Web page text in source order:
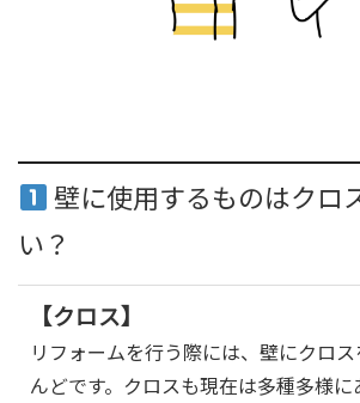
壁に使用するものはクロ
い？
【クロス】
リフォームを行う際には、壁にクロ
んどです。クロスも現在は多種多様